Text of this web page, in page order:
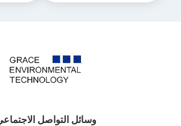
وسائل التواصل الاجتماعي